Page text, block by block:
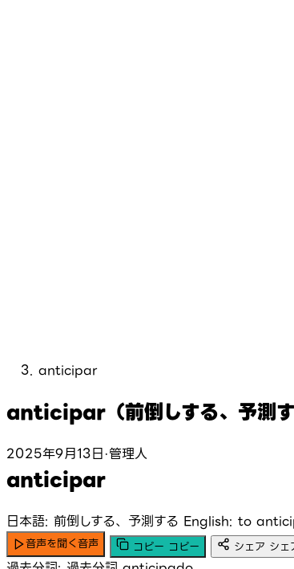
anticipar
anticipar（前倒しする、予測す
2025年9月13日·管理人
anticipar
日本語: 前倒しする、予測する English: to
音声を聞く音声 コピー コピー シェア シェ